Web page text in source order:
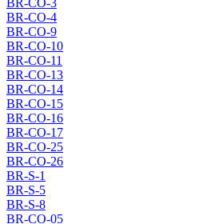
BR-CO-3
BR-CO-4
BR-CO-9
BR-CO-10
BR-CO-11
BR-CO-13
BR-CO-14
BR-CO-15
BR-CO-16
BR-CO-17
BR-CO-25
BR-CO-26
BR-S-1
BR-S-5
BR-S-8
BR-CO-05